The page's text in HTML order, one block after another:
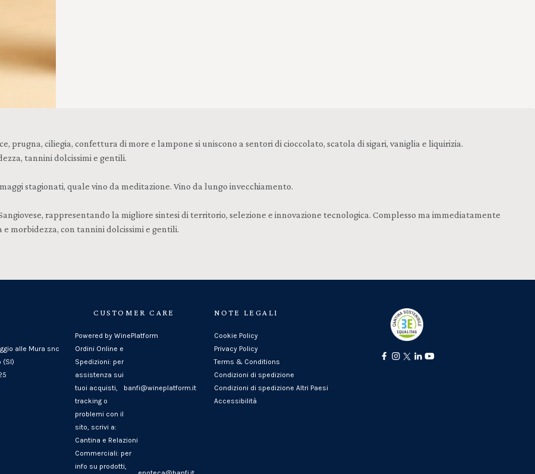
prugna, ciliegia, confettura di more e lampone si uniscono a sentori di cioccolato, scatola di sigari, vaniglia e liquirizia.
tannini dolcissimi e gentili.
stagionati, quale vino da meditazione. Vino da lungo invecchiamento.
rappresentando la migliore sintesi di territorio, selezione e innovazione tecnologica. Complesso ma immediatamente
morbidezza, con tannini dolcissimi e gentili.
alle Mura snc
(SI)
CUSTOMER CARE
Powered by WinePlatform
Ordini Online e
Spedizioni: per
assistenza sui
tuoi acquisti,
tracking o
problemi con il
sito, scrivi a:
banfi@wineplatform.it
Cantina e Relazioni
Commerciali: per
info su prodotti,
NOTE LEGALI
Cookie Policy
Privacy Policy
Terms & Conditions
Condizioni di spedizione
Condizioni di spedizione Altri Paesi
Accessibilità